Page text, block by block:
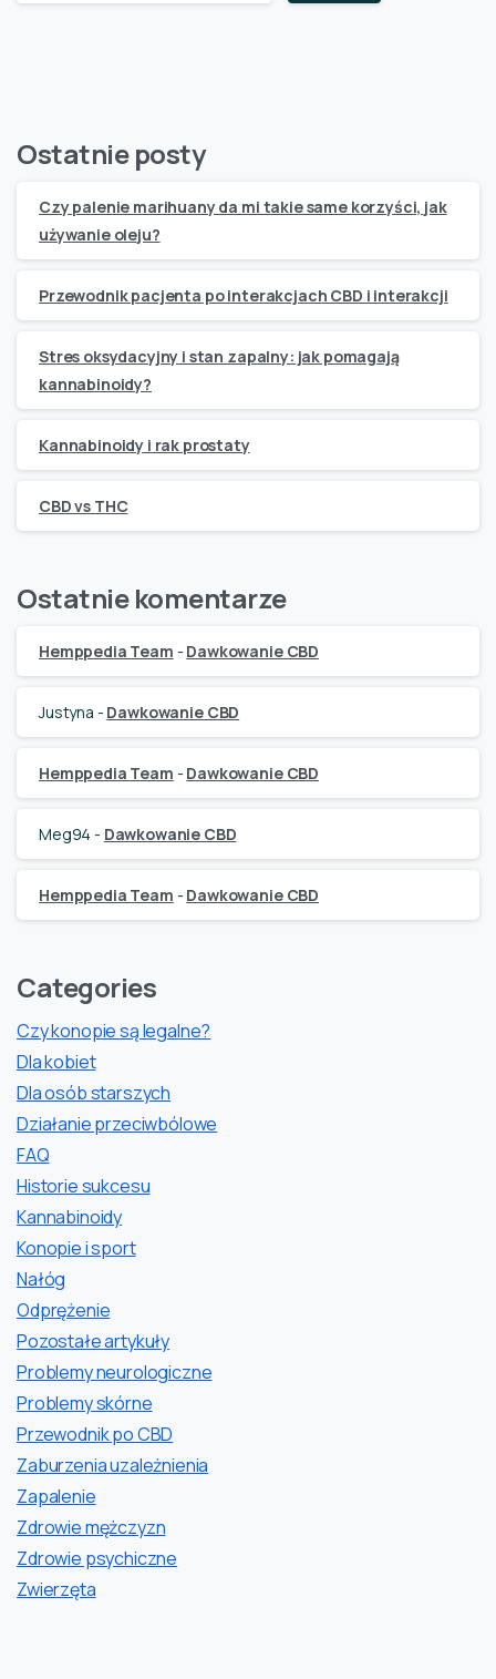
Ostatnie posty
Czy palenie marihuany da mi takie same korzyści, jak
używanie oleju?
Przewodnik pacjenta po interakcjach CBD i interakcji
Stres oksydacyjny i stan zapalny: jak pomagają
kannabinoidy?
Kannabinoidy i rak prostaty
CBD vs THC
Ostatnie komentarze
Hemppedia Team - Dawkowanie CBD
Justyna - Dawkowanie CBD
Hemppedia Team - Dawkowanie CBD
Meg94 - Dawkowanie CBD
Hemppedia Team - Dawkowanie CBD
Categories
Czy konopie są legalne?
Dla kobiet
Dla osób starszych
Działanie przeciwbólowe
FAQ
Historie sukcesu
Kannabinoidy
Konopie i sport
Nałóg
Odprężenie
Pozostałe artykuły
Problemy neurologiczne
Problemy skórne
Przewodnik po CBD
Zaburzenia uzależnienia
Zapalenie
Zdrowie mężczyzn
Zdrowie psychiczne
Zwierzęta